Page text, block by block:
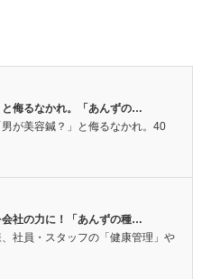
と侮るなかれ。「あんずの…
男が美容鍼？」と侮るなかれ。40
社の力に！「あんずの種…
社員・スタッフの「健康管理」や